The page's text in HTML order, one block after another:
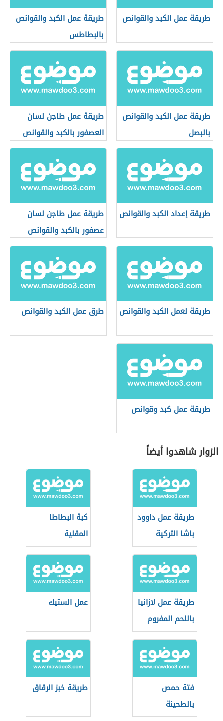
طريقة عمل الكبد والقوانص
طريقة عمل الكبد والقوانص
بالبطاطس
طريقة عمل الكبد والقوانص
بالبصل
طريقة عمل طاجن لسان
العصفور بالكبد والقوانص
طريقة إعداد الكبد والقوانص
طريقة عمل طاجن لسان
عصفور بالكبد والقوانص
طريقة لعمل الكبد والقوانص طرق عمل الكبد والقوانص
طريقة عمل كبد وقوانص
الزوار شاهدوا أيضاً
طريقة عمل داوود
باشا التركية
كبة البطاطا
المقلية
طريقة عمل لازانيا
باللحم المفروم
عمل الستيك
فتة حمص
بالطحينة
طريقة خبز الرقاق